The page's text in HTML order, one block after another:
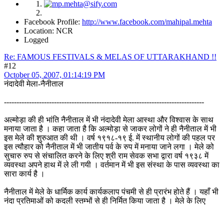
Facebook Profile: http://www.facebook.com/mahipal.mehta
Location: NCR
Logged
Re: FAMOUS FESTIVALS & MELAS OF UTTARAKHAND !!
#12
October 05, 2007, 01:14:19 PM
नंदादेवी मेला-नैनीताल
--------------------------------------------------------------------------------
अल्मोड़ा की ही भांति नैनीताल में भी नंदादेवी मेला आस्था और विश्वास के साथ
मनाया जाता है । कहा जाता है कि अल्मोड़ा से जाकर लोगों ने ही नैनीताल में भी
इस मेले की शुरुआत की थी । वर्ष १९१८-१९ ई. में स्थानीय लोगों की पहल पर
इस त्यौहार को नैनीताल में भी जातीय पर्व के रुप में मनाया जाने लगा । मेले को
सुचारु रुप से संचालित करने के लिए श्री राम सेवक सभा द्वारा वर्ष १९३८ में
व्यवस्था अपने हाथ में ले ली गयी । वर्तमान में भी इस संस्था के पास व्यवस्था का
सारा कार्य है ।
नैनीताल में मेले के धार्मिक कार्य कार्यकलाप पंचमी से ही प्रारंभ होते हैं । यहाँ भी
नंदा प्रतिमाओं को कदली स्तम्भों से ही निर्मित किया जाता है । मेले के लिए